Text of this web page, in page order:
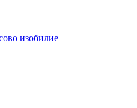
изобилие